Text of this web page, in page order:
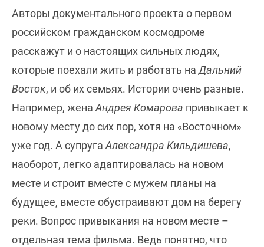
Авторы документального проекта о первом
российском гражданском космодроме
расскажут и о настоящих сильных людях,
которые поехали жить и работать наДальний
Восток, и об их семьях. Истории очень разные.
Например, женаАндрея Комарова привыкает к
новому месту до сих пор, хотя на «Восточном»
уже год. А супругаАлександра Кильдишева,
наоборот, легко адаптировалась на новом
месте и строит вместе с мужем планы на
будущее, вместе обустраивают дом на берегу
реки. Вопрос привыкания на новом месте –
отдельная тема фильма. Ведь понятно, что